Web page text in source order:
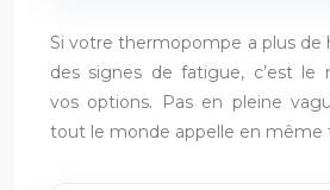
Si votre thermopompe a plus
des signes de fatigue, c’est le
vos options. Pas en pleine
tout le monde appelle en même